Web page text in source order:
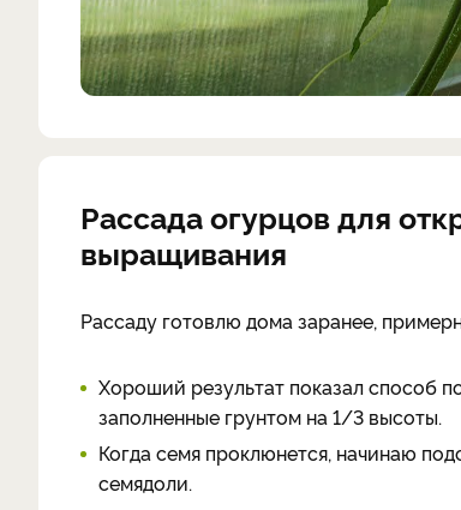
Рассада огурцов для
выращивания
Рассаду готовлю дома заранее,
Хороший результат показал способ
заполненные грунтом на 1/3 высоты.
Когда семя проклюнется, начинаю
семядоли.